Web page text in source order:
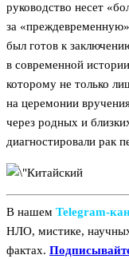
руководство несет
за
был готов к
в современной
которому не только
на церемонии
через родных и
диагностировали рак
В нашем
НЛО, мистике,
фактах.